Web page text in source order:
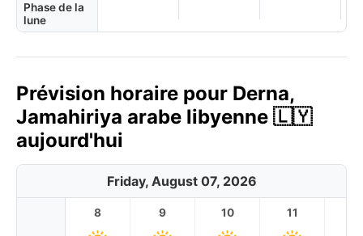
Phase de la
lune
Prévision horaire pour Derna,
Jamahiriya arabe libyenne 🇱🇾
aujourd'hui
Friday, August 07, 2026
8 9 10 11